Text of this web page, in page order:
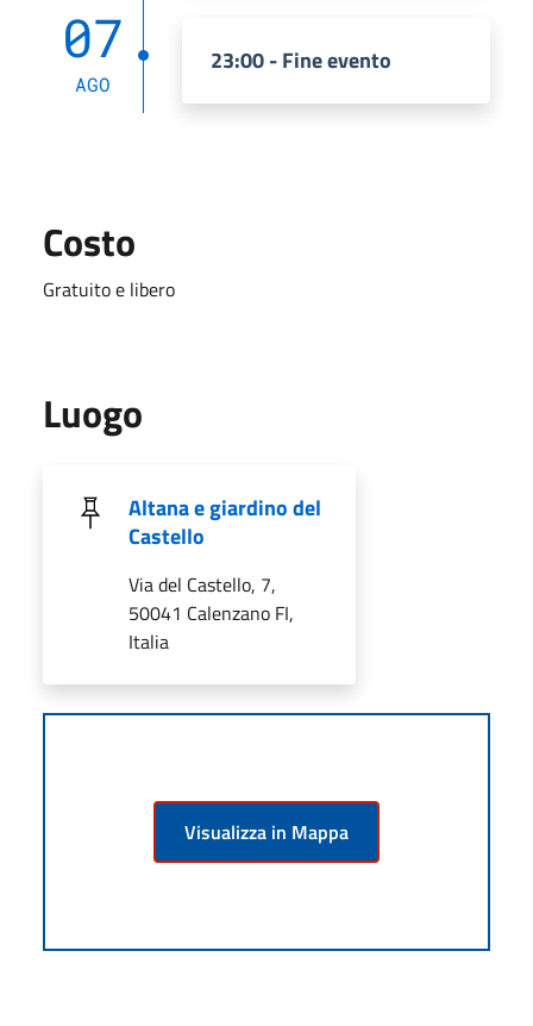
07
AGO
23:00 - Fine evento
Costo
Gratuito e libero
Luogo
Altana e giardino del
Castello
Via del Castello, 7,
50041 Calenzano FI,
Italia
Visualizza in Mappa